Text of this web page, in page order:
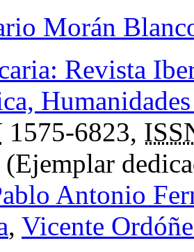
Morán
Revista
1575-6823,
(Ejemplar
Antonio
, Vicente